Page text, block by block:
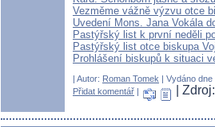
Vezměme vážně výzvu otce
Uvedení Mons. Jana Vokála
Pastýřský list k první neděli
Pastýřský list otce biskupa
Prohlášení biskupů k situaci
| Autor: Roman Tomek | Vydáno
Přidat komentář | |